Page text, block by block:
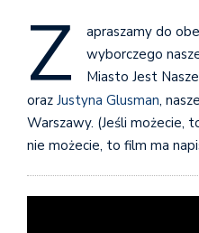
Z
apraszamy do
wyborczego
Miasto Jest
oraz Justyna Glusman,
Warszawy. (Jeśli możecie,
nie możecie, to film ma